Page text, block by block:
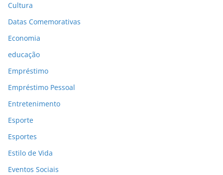
Cultura
Datas Comemorativas
Economia
educação
Empréstimo
Empréstimo Pessoal
Entretenimento
Esporte
Esportes
Estilo de Vida
Eventos Sociais